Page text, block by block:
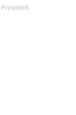
President